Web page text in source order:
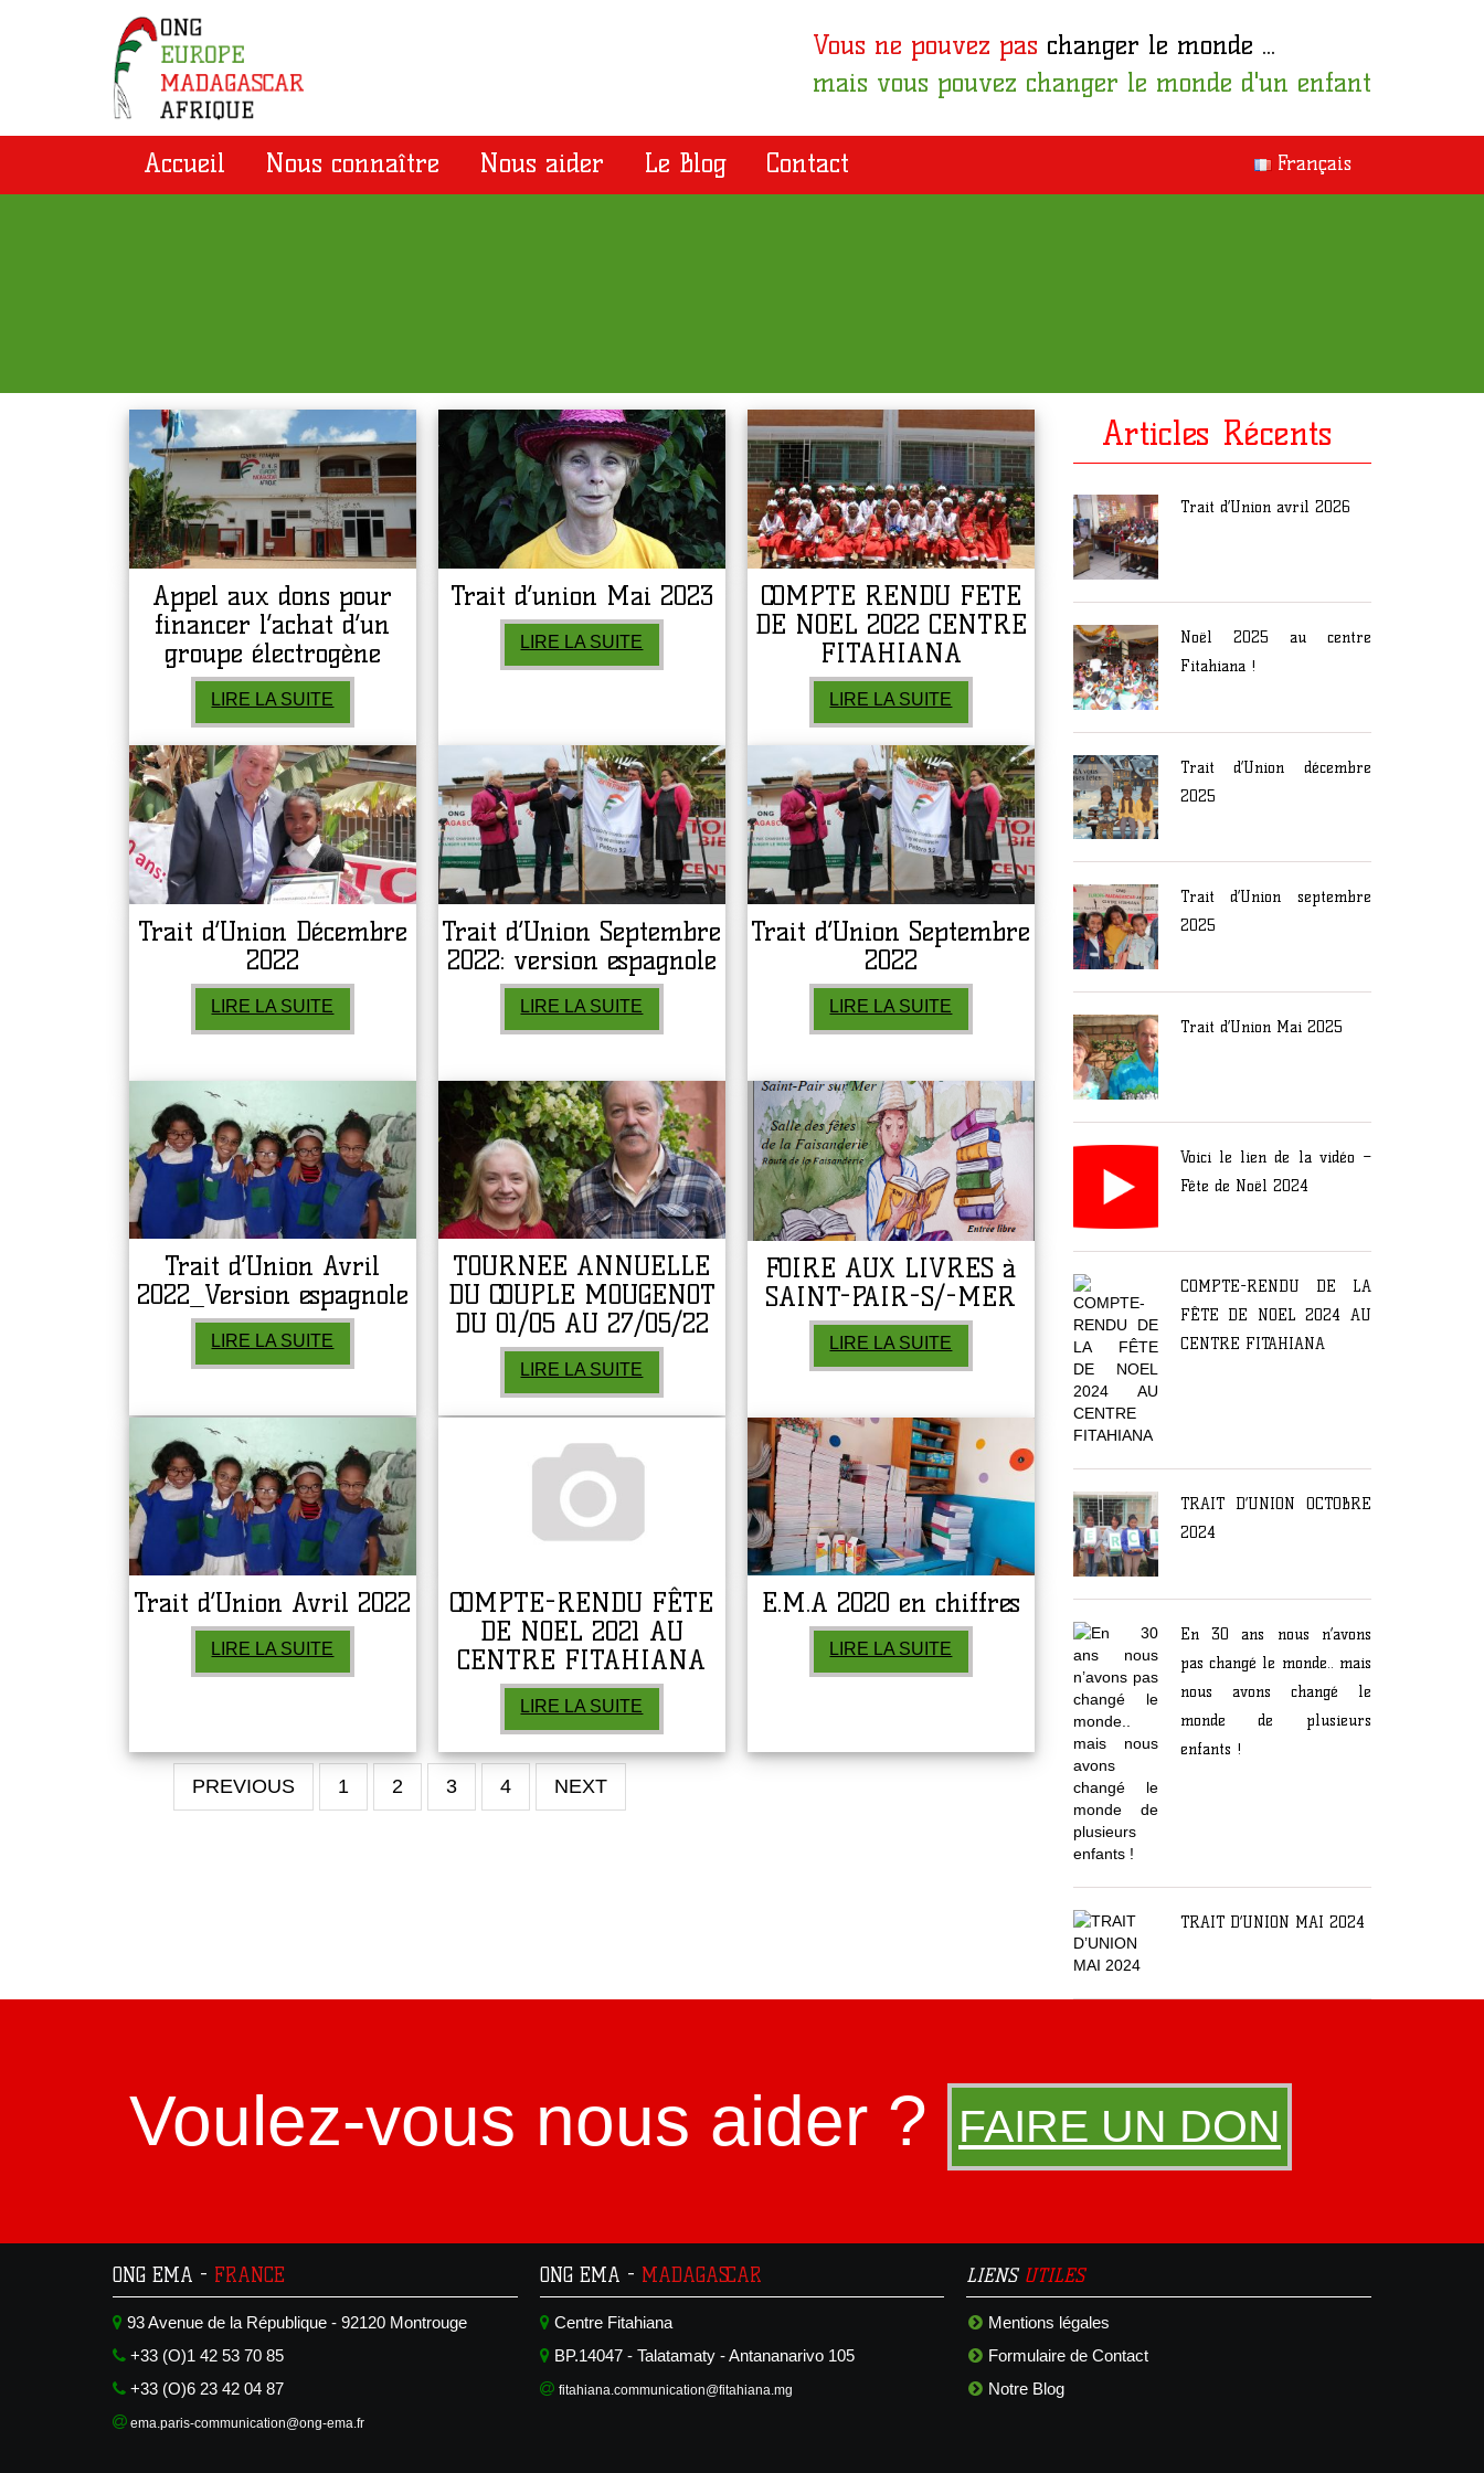
Vous ne pouvez pas changer le monde ...
mais vous pouvez changer le monde d'un enfant
Accueil Nous connaître Nous aider Le Blog Contact Français
Appel aux dons pour
financer l’achat d’un
groupe électrogène
LIRE LA SUITE
Trait d’union Mai 2023
LIRE LA SUITE
COMPTE RENDU FETE
DE NOEL 2022 CENTRE
FITAHIANA
LIRE LA SUITE
Trait d’Union Décembre
2022
LIRE LA SUITE
Trait d’Union Septembre
2022: version espagnole
LIRE LA SUITE
Trait d’Union Septembre
2022
LIRE LA SUITE
Trait d’Union Avril
2022_Version espagnole
LIRE LA SUITE
TOURNEE ANNUELLE
DU COUPLE MOUGENOT
DU 01/05 AU 27/05/22
LIRE LA SUITE
FOIRE AUX LIVRES à
SAINT-PAIR-S/-MER
LIRE LA SUITE
Trait d’Union Avril 2022
LIRE LA SUITE
COMPTE-RENDU FÊTE
DE NOEL 2021 AU
CENTRE FITAHIANA
LIRE LA SUITE
E.M.A 2020 en chiffres
LIRE LA SUITE
PREVIOUS 1 2 3 4 NEXT
Articles Récents
Trait d’Union avril 2026
Noël 2025 au centre
Fitahiana !
Trait d’Union décembre
2025
Trait d’Union septembre
2025
Trait d’Union Mai 2025
Voici le lien de la vidéo –
Fête de Noël 2024
COMPTE-RENDU DE LA
FÊTE DE NOEL 2024 AU
CENTRE FITAHIANA
TRAIT D’UNION OCTOBRE
2024
En 30 ans nous n’avons
pas changé le monde.. mais
nous avons changé le
monde de plusieurs
enfants !
TRAIT D’UNION MAI 2024
Voulez-vous nous aider ? FAIRE UN DON
ONG EMA - FRANCE
93 Avenue de la République - 92120 Montrouge
+33 (O)1 42 53 70 85
+33 (O)6 23 42 04 87
ema.paris-communication@ong-ema.fr
ONG EMA - MADAGASCAR
Centre Fitahiana
BP.14047 - Talatamaty - Antananarivo 105
fitahiana.communication@fitahiana.mg
LIENS UTILES
Mentions légales
Formulaire de Contact
Notre Blog